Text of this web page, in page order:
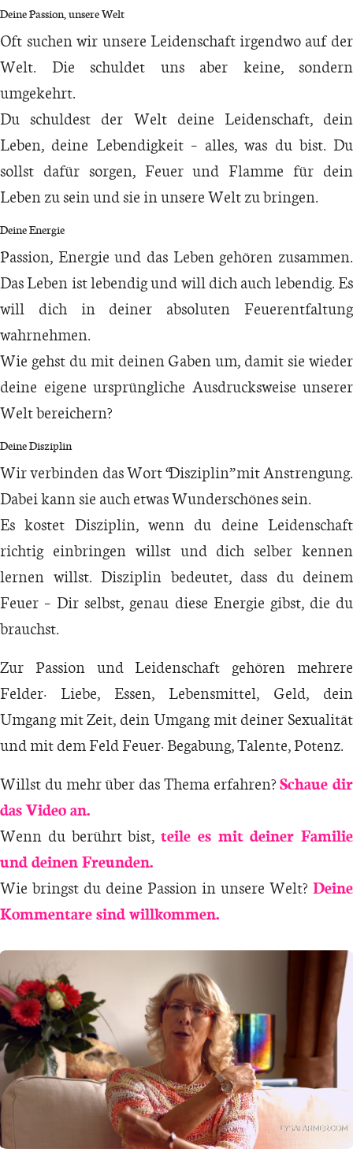
Deine Passion, unsere Welt
Oft suchen wir unsere Leidenschaft irgendwo auf der
Welt. Die schuldet uns aber keine, sondern
umgekehrt.
Du schuldest der Welt deine Leidenschaft, dein
Leben, deine Lebendigkeit – alles, was du bist. Du
sollst dafür sorgen, Feuer und Flamme für dein
Leben zu sein und sie in unsere Welt zu bringen.
Deine Energie
Passion, Energie und das Leben gehören zusammen.
Das Leben ist lebendig und will dich auch lebendig. Es
will dich in deiner absoluten Feuerentfaltung
wahrnehmen.
Wie gehst du mit deinen Gaben um, damit sie wieder
deine eigene ursprüngliche Ausdrucksweise unserer
Welt bereichern?
Deine Disziplin
Wir verbinden das Wort “Disziplin” mit Anstrengung.
Dabei kann sie auch etwas Wunderschönes sein.
Es kostet Disziplin, wenn du deine Leidenschaft
richtig einbringen willst und dich selber kennen
lernen willst. Disziplin bedeutet, dass du deinem
Feuer – Dir selbst, genau diese Energie gibst, die du
brauchst.
Zur Passion und Leidenschaft gehören mehrere
Felder: Liebe, Essen, Lebensmittel, Geld, dein
Umgang mit Zeit, dein Umgang mit deiner Sexualität
und mit dem Feld Feuer: Begabung, Talente, Potenz.
Willst du mehr über das Thema erfahren?Schaue dir
das Video an.
Wenn du berührt bist, teile es mit deiner Familie
und deinen Freunden.
Wie bringst du deine Passion in unsere Welt? Deine
Kommentare sind willkommen.